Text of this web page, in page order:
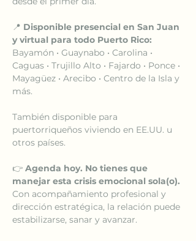
📍 Disponible presencial en San Juan
y virtual para todo Puerto Rico:
Bayamón • Guaynabo • Carolina •
Caguas • Trujillo Alto • Fajardo • Ponce •
Mayagüez • Arecibo • Centro de la Isla y
más.
También disponible para
puertorriqueños viviendo en EE.UU. u
otros países.
👉 Agenda hoy. No tienes que
manejar esta crisis emocional sola(o).
Con acompañamiento profesional y
dirección estratégica, la relación puede
estabilizarse, sanar y avanzar.